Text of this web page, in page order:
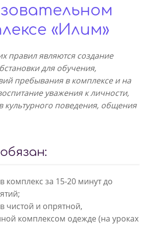
«Илим»
правил являются создание
для обучения,
пребывания в комплексе и на
уважения к личности,
культурного поведения, общения
комплекс за 15-20 минут до
чистой и опрятной,
комплексом одежде (на уроках